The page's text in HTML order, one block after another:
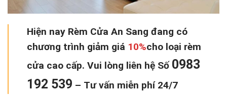
Hiện nay Rèm Cửa An Sang đang có
chương trình giảm giá 10%cho loại rèm
cửa cao cấp. Vui lòng liên hệ Số 0983
192 539 – Tư vấn miễn phí 24/7